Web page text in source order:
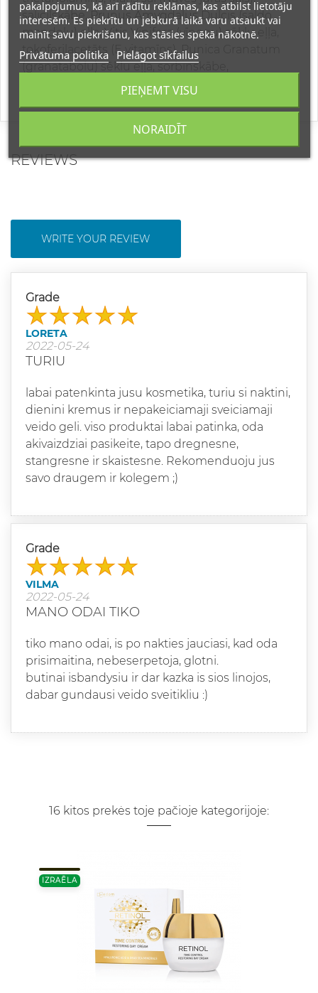
salicilskābe, Prunus Amygdalus Dulcis (saldo
mandeļu) eļļa, Vitis Vinifera (vīnogu) sēklu eļļa,
tokoferilacetāts (E vitamīns), Punica Granatum
(granātābolu) sēklu eļļa, sorbīnskābe,
REVIEWS
WRITE YOUR REVIEW
Grade
LORETA
2022-05-24
TURIU
labai patenkinta jusu kosmetika, turiu si naktini,
dienini kremus ir nepakeiciamaji sveiciamaji
veido geli. viso produktai labai patinka, oda
akivaizdziai pasikeite, tapo dregnesne,
stangresne ir skaistesne. Rekomenduoju jus
savo draugem ir kolegem ;)
Grade
VILMA
2022-05-24
MANO ODAI TIKO
tiko mano odai, is po nakties jauciasi, kad oda
prisimaitina, nebeserpetoja, glotni.
butinai isbandysiu ir dar kazka is sios linojos,
dabar gundausi veido sveitikliu :)
16 kitos prekės toje pačioje kategorijoje:
IZRAĒLA
pakalpojumus, kā arī rādītu reklāmas, kas atbilst lietotāju
interesēm. Es piekrītu un jebkurā laikā varu atsaukt vai
mainīt savu piekrišanu, kas stāsies spēkā nākotnē.
Privātuma politika Pielāgot sīkfailus
NORAIDĪT
PIEŅEMT VISU